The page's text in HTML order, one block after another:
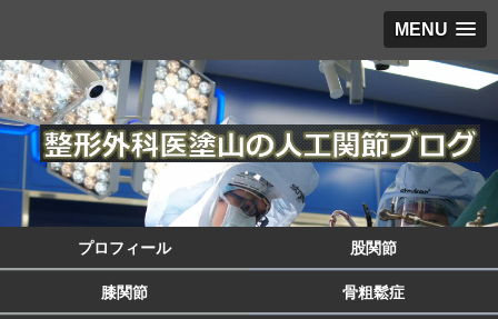
MENU
プロフィール 股関節
膝関節 骨粗鬆症